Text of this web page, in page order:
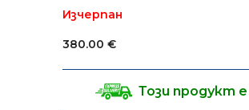
Изчерпан
380.00€
Този продукт